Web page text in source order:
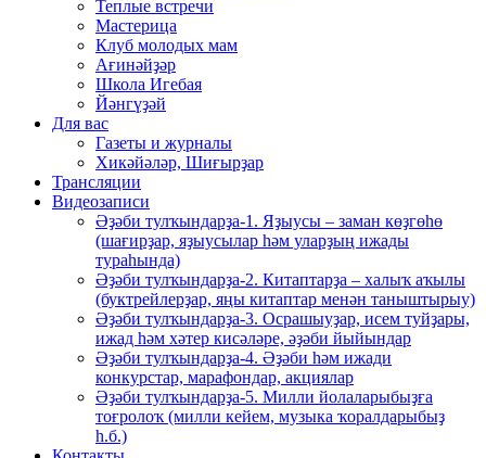
Теплые встречи
Мастерица
Клуб молодых мам
Ағинәйҙәр
Школа Игебая
Йәнгүҙәй
Для вас
Газеты и журналы
Хикәйәләр, Шиғырҙар
Трансляции
Видеозаписи
Әҙәби тулҡындарҙа-1. Яҙыусы – заман көҙгөһө
(шағирҙар, яҙыусылар һәм уларҙың ижады
тураһында)
Әҙәби тулҡындарҙа-2. Китаптарҙа – халыҡ аҡылы
(буктрейлерҙар, яңы китаптар менән таныштырыу)
Әҙәби тулҡындарҙа-3. Осрашыуҙар, исем туйҙары,
ижад һәм хәтер кисәләре, әҙәби йыйындар
Әҙәби тулҡындарҙа-4. Әҙәби һәм ижади
конкурстар, марафондар, акциялар
Әҙәби тулҡындарҙа-5. Милли йолаларыбыҙға
тоғролоҡ (милли кейем, музыка ҡоралдарыбыҙ
һ.б.)